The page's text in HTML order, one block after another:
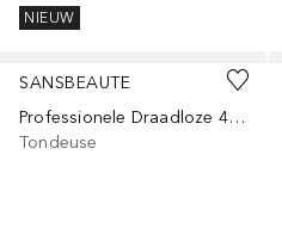
NIEUW
SANSBEAUTE
Professionele Draadloze 4-in-1 Tondeuse - Haartrimmer - Baardtrimmer
Tondeuse